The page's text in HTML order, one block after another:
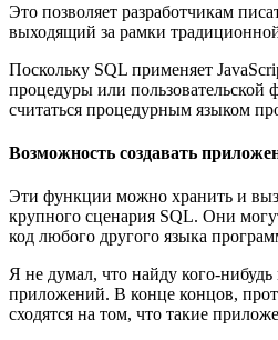
Это позволяет разработчикам
выходящий за рамки
Поскольку SQL применяет
процедуры или
считаться процедурным языком
Возможность создавать
Эти функции можно хранить и
крупного сценария SQL. Они
код любого другого языка
Я не думал, что найду кого-нибудь
приложений. В конце концов,
сходятся на том, что такие